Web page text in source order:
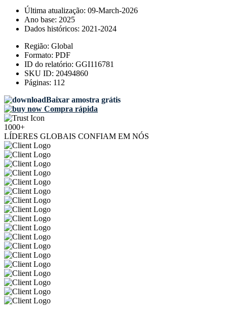
Última atualização: 09-March-2026
Ano base: 2025
Dados históricos: 2021-2024
Região: Global
Formato: PDF
ID do relatório: GGI116781
SKU ID: 20494860
Páginas: 112
Baixar amostra grátis
Compra rápida
1000+
LÍDERES GLOBAIS CONFIAM EM NÓS